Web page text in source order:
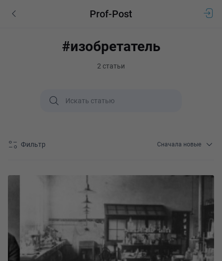
Prof-Post
#изобретатель
2 статьи
Фильтр Сначала новые